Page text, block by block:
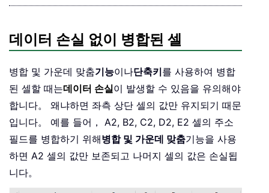
데이터 손실 없이 병합된 셀
병합 및 가운데 맞춤기능이나단축키를 사용하여 병합
된 셀할 때는데이터 손실이 발생할 수 있음을 유의해야
합니다。 왜냐하면 좌측 상단 셀의 값만 유지되기 때문
입니다。 예를 들어， A2, B2, C2, D2, E2 셀의 주소
필드를 병합하기 위해병합 및 가운데 맞춤기능을 사용
하면 A2 셀의 값만 보존되고 나머지 셀의 값은 손실됩
니다。